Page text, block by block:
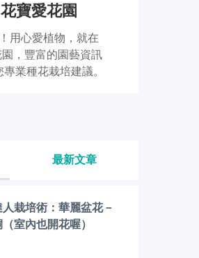
寶愛花園
用心愛植物，就在
，豐富的園藝資訊
業種花栽培建議。
最新文章
人栽培術：華麗盆花－
室內也開花喔）